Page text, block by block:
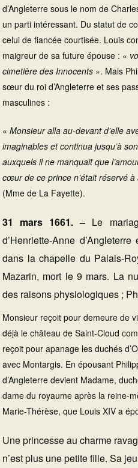
d’Angleterre sous le nom de
un parti intéressant. Du statut de
celui de fiancée courtisée. Louis
maigreur de sa future épouse : «
cimetière des Innocents ». Mais
sœur du roi d’Angleterre et ses
masculines :
« Monsieur alla au-devant d’elle
imaginables et continua jusqu’à
auxquels il ne manquait que
cœur de ce prince n’était réservé
(Mme de La Fayette).
31 mars 1661. – Le
d’Henriette-Anne
dans la chapelle du Palais-
Mazarin, mort le 9 mars. La
des raisons physiologiques ;
Monsieur reçoit pour demeure de
déjà le château de Saint-Cloud
reçoit pour apanage les duchés
avec Montargis. En épousant
d’Angleterre devient Madame,
dame du royaume après la reine-
Marie-Thérèse, que Louis XIV a
Une princesse au charme
n’est plus une petite fille. Sa